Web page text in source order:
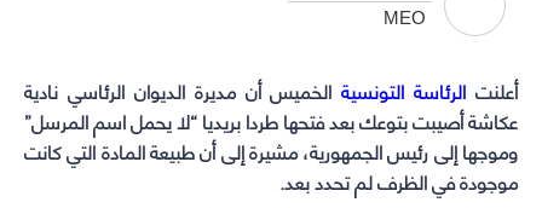
MEO
أعلنت الرئاسة التونسيةالخميس أن مديرة الديوان الرئاسي نادية
عكاشة أصيبت بتوعك بعد فتحها طردا بريديا “لا يحمل اسم المرسل”
وموجها إلى رئيس الجمهورية، مشيرة إلى أن طبيعة المادة التي كانت
موجودة في الظرف لم تحدد بعد.
(Opens
in
new
(Opens
in
new
(Opens
in
new
(Opens
in
new